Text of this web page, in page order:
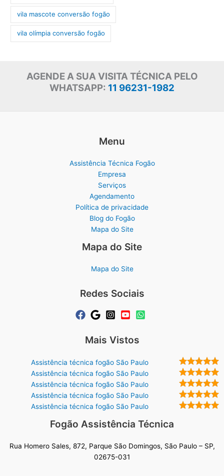
vila mascote conversão fogão
vila olímpia conversão fogão
AGENDE A SUA VISITA TÉCNICA PELO
WHATSAPP: 11 96231-1982
Menu
Assistência Técnica Fogão
Empresa
Serviços
Agendamento
Política de privacidade
Blog do Fogão
Mapa do Site
Mapa do Site
Mapa do Site
Redes Sociais
Mais Vistos
Assistência técnica fogão São Paulo
Assistência técnica fogão São Paulo
Assistência técnica fogão São Paulo
Assistência técnica fogão São Paulo
Assistência técnica fogão São Paulo
Fogão Assistência Técnica
Rua Homero Sales, 872, Parque São Domingos, São Paulo – SP,
02675-031